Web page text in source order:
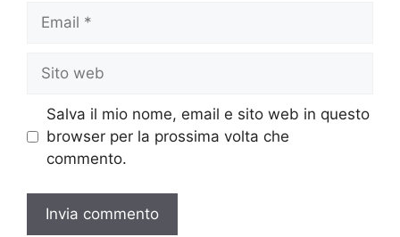
Email
Sito
web
Salva il mio nome, email e sito web in questo
browser per la prossima volta che
commento.